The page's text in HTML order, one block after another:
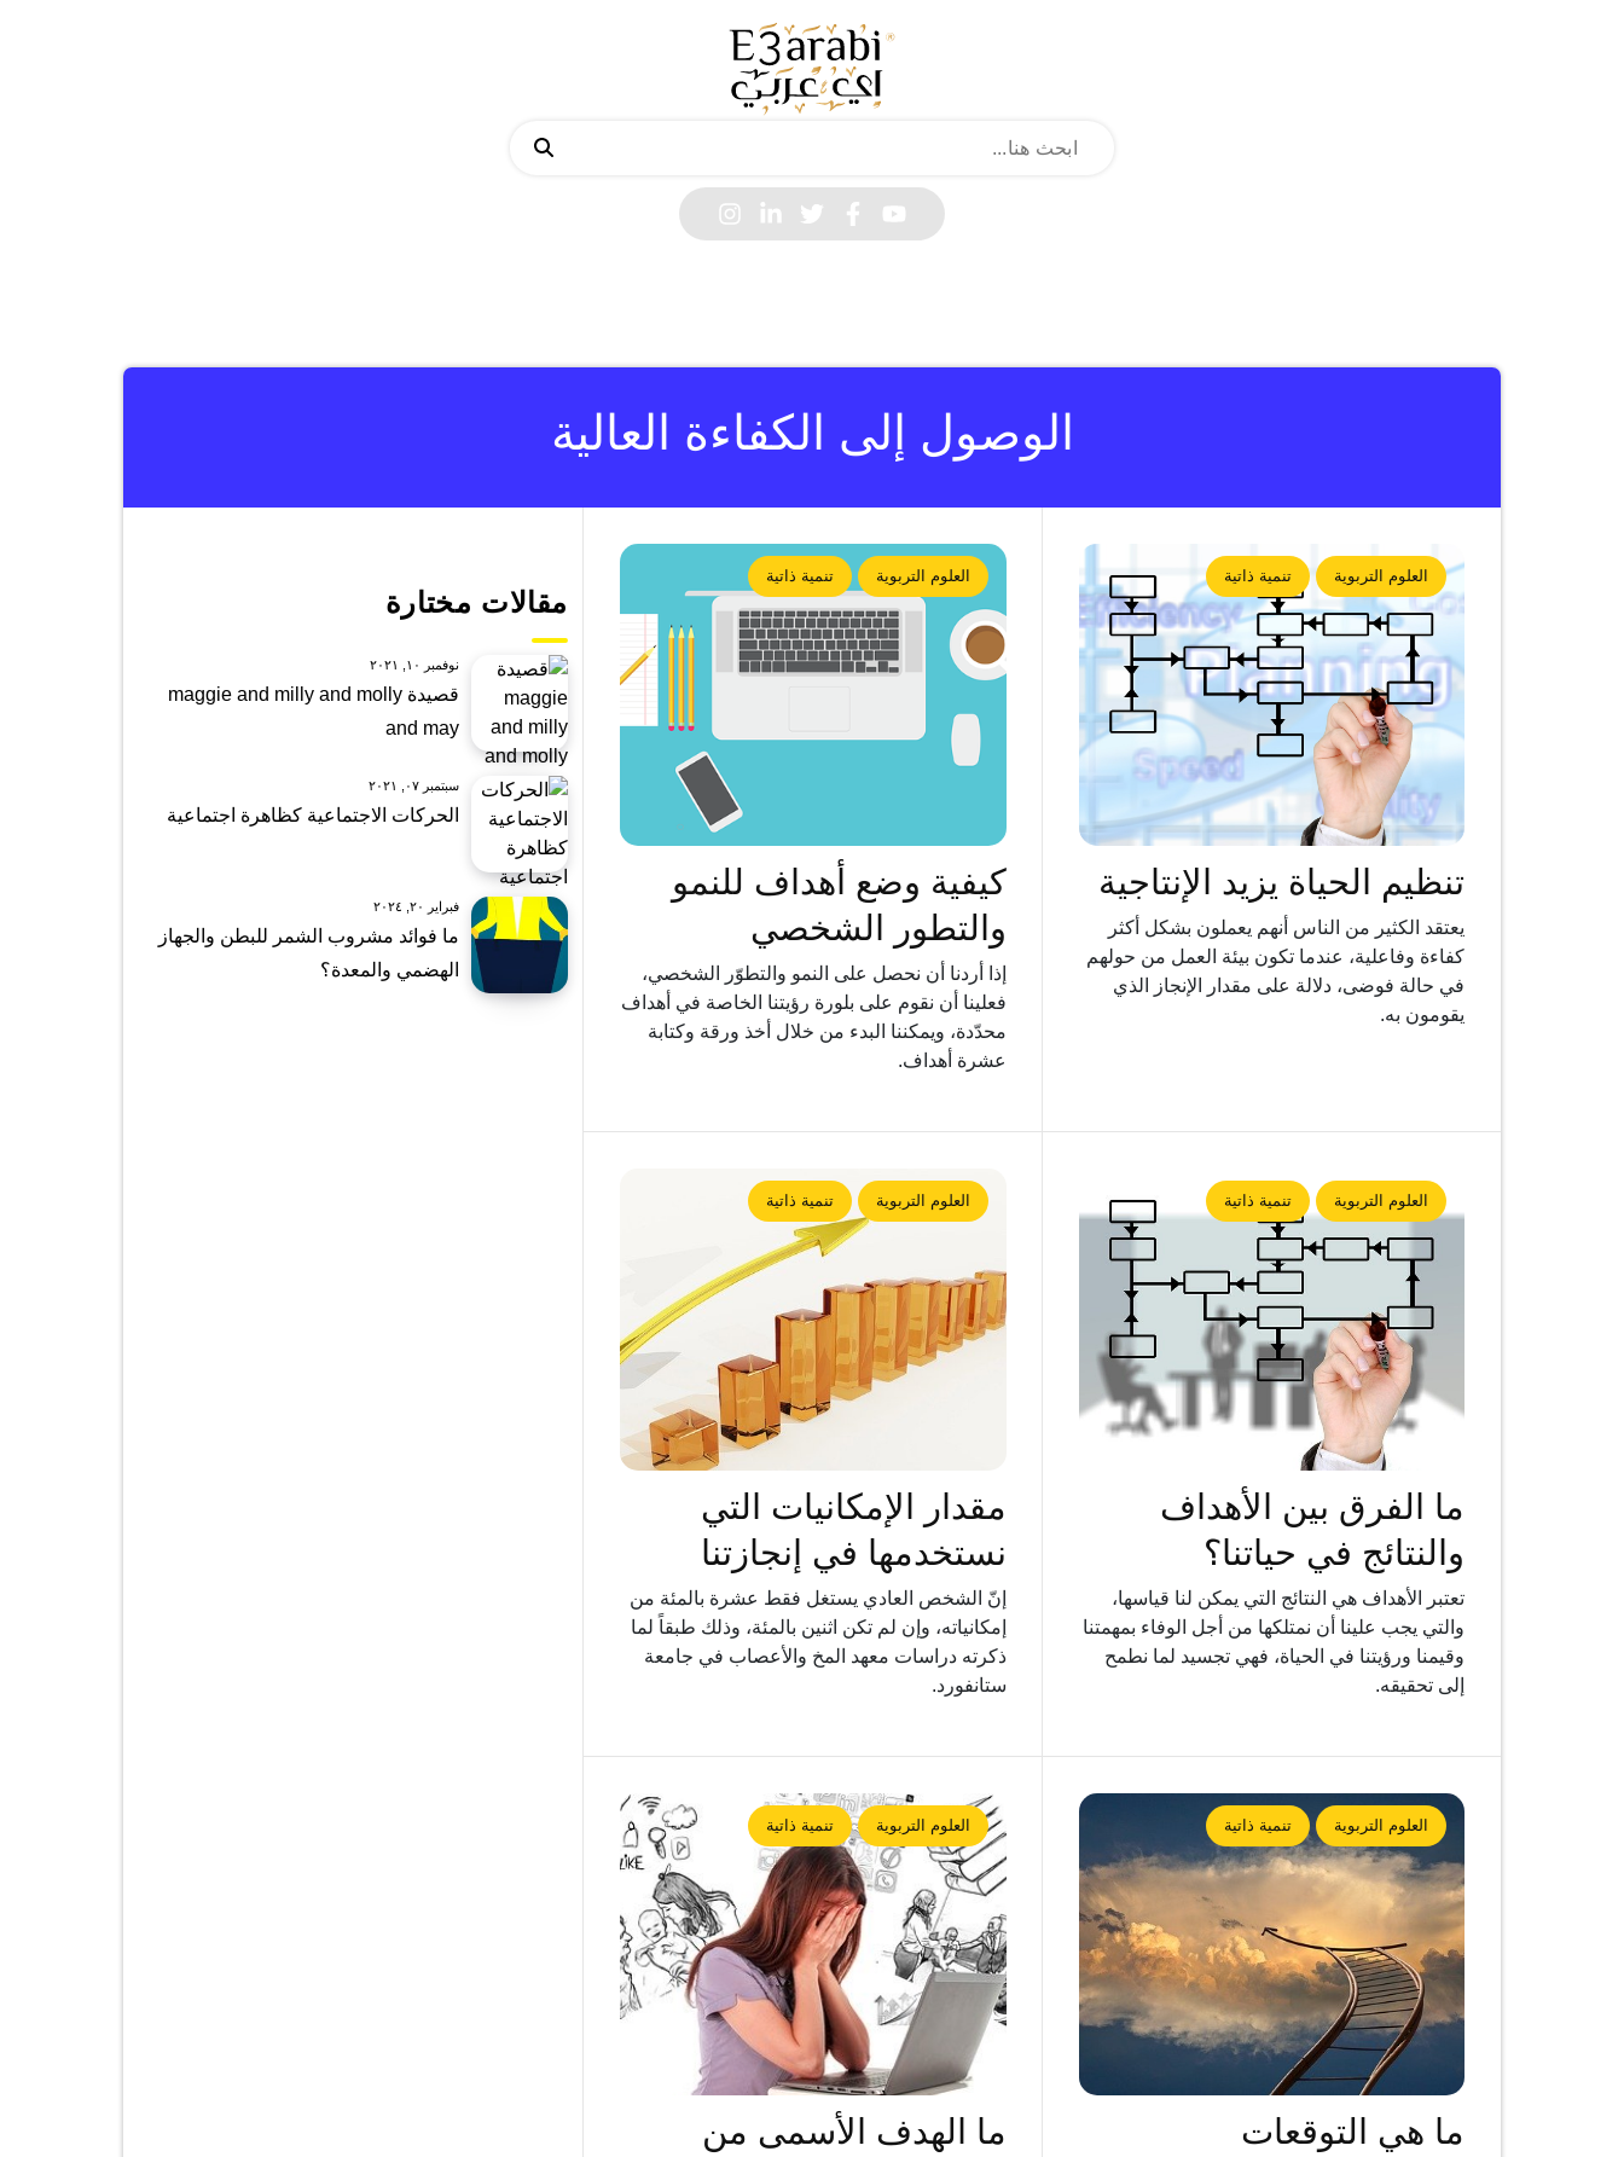
الوصول إلى الكفاءة العالية
العلوم التربوية تنمية ذاتية
تنظيم الحياة يزيد الإنتاجية
يعتقد الكثير من الناس أنهم يعملون بشكل أكثر
كفاءة وفاعلية، عندما تكون بيئة العمل من حولهم
في حالة فوضى، دلالة على مقدار الإنجاز الذي
يقومون به.
العلوم التربوية تنمية ذاتية
كيفية وضع أهداف للنمو
والتطور الشخصي
إذا أردنا أن نحصل على النمو والتطوّر الشخصي،
فعلينا أن نقوم على بلورة رؤيتنا الخاصة في أهداف
محدّدة، ويمكننا البدء من خلال أخذ ورقة وكتابة
عشرة أهداف.
العلوم التربوية تنمية ذاتية
ما الفرق بين الأهداف
والنتائج في حياتنا؟
تعتبر الأهداف هي النتائج التي يمكن لنا قياسها،
والتي يجب علينا أن نمتلكها من أجل الوفاء بمهمتنا
وقيمنا ورؤيتنا في الحياة، فهي تجسيد لما نطمح
إلى تحقيقه.
العلوم التربوية تنمية ذاتية
مقدار الإمكانيات التي
نستخدمها في إنجازتنا
إنّ الشخص العادي يستغل فقط عشرة بالمئة من
إمكانياته، وإن لم تكن اثنين بالمئة، وذلك طبقاً لما
ذكرته دراسات معهد المخ والأعصاب في جامعة
ستانفورد.
العلوم التربوية تنمية ذاتية
ما هي التوقعات
العلوم التربوية تنمية ذاتية
ما الهدف الأسمى من
مقالات مختارة
نوفمبر ١٠, ٢٠٢١
قصيدة maggie and milly and molly
and may
سبتمبر ٠٧, ٢٠٢١
الحركات الاجتماعية كظاهرة اجتماعية
فبراير ٢٠, ٢٠٢٤
ما فوائد مشروب الشمر للبطن والجهاز
الهضمي والمعدة؟